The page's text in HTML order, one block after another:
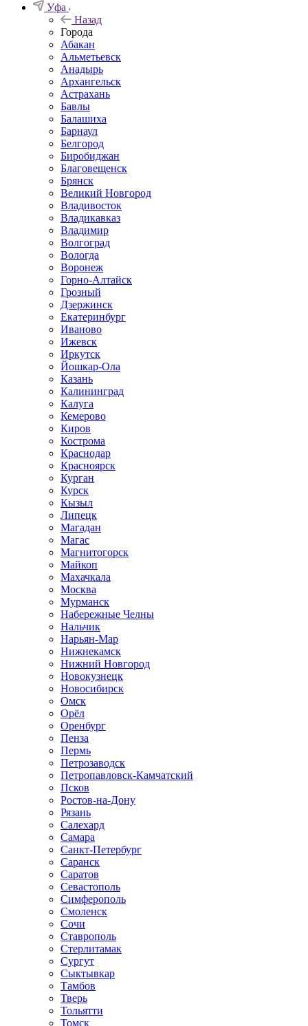
Уфа
Назад
Города
Абакан
Альметьевск
Анадырь
Архангельск
Астрахань
Бавлы
Балашиха
Барнаул
Белгород
Биробиджан
Благовещенск
Брянск
Великий Новгород
Владивосток
Владикавказ
Владимир
Волгоград
Вологда
Воронеж
Горно-Алтайск
Грозный
Дзержинск
Екатеринбург
Иваново
Ижевск
Иркутск
Йошкар-Ола
Казань
Калининград
Калуга
Кемерово
Киров
Кострома
Краснодар
Красноярск
Курган
Курск
Кызыл
Липецк
Магадан
Магас
Магнитогорск
Майкоп
Махачкала
Москва
Мурманск
Набережные Челны
Нальчик
Нарьян-Мар
Нижнекамск
Нижний Новгород
Новокузнецк
Новосибирск
Омск
Орёл
Оренбург
Пенза
Пермь
Петрозаводск
Петропавловск-Камчатский
Псков
Ростов-на-Дону
Рязань
Салехард
Самара
Санкт-Петербург
Саранск
Саратов
Севастополь
Симферополь
Смоленск
Сочи
Ставрополь
Стерлитамак
Сургут
Сыктывкар
Тамбов
Тверь
Тольятти
Томск